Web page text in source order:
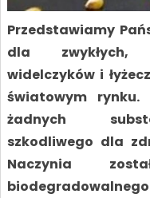
Przedstawiamy
dla zwykłych,
widelczyków i
światowym
żadnych
szkodliwego dla
Naczynia